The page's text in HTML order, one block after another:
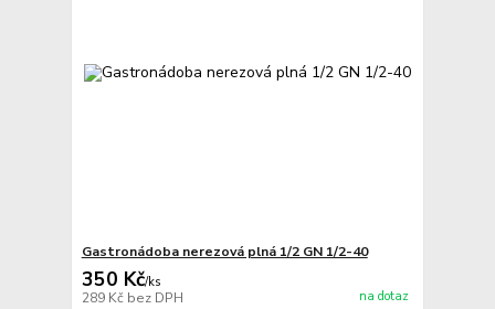
Gastronádoba nerezová plná 1/2 GN 1/2-40
350 Kč/ks
289 Kč bez DPH na dotaz